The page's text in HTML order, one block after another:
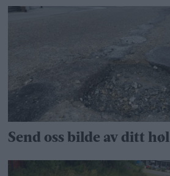
Send oss bilde av ditt høl